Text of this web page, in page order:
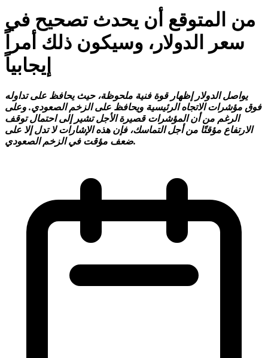
من المتوقع أن يحدث تصحيح في
سعر الدولار، وسيكون ذلك أمراً
إيجابياً
يواصل الدولار إظهار قوة فنية ملحوظة، حيث يحافظ على تداوله
فوق مؤشرات الاتجاه الرئيسية ويحافظ على الزخم الصعودي. وعلى
الرغم من أن المؤشرات قصيرة الأجل تشير إلى احتمال توقف
الارتفاع مؤقتًا من أجل التماسك، فإن هذه الإشارات لا تدل إلا على
ضعف مؤقت في الزخم الصعودي.